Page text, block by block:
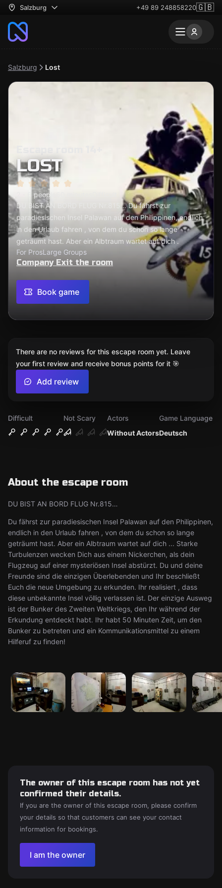
Salzburg +49 89 248858220🇬🇧
Salzburg Lost
LOST
2 - 6 people
DU BIST AN BORD FLUG Nr.815… Du fährst zur
paradiesischen Insel Palawan auf den Philippinen, endlich
in den Urlaub fahren , von dem du schon so lange
geträumt hast. Aber ein Albtraum wartet auf dich .
For ProsLarge Groups
Company Exit the room
Book game
Difficult
Not Scary
Without Actors
Actors
Deutsch
Game Language
About the escape room
DU BIST AN BORD FLUG Nr.815…
Du fährst zur paradiesischen Insel Palawan auf den Philippinen,
endlich in den Urlaub fahren , von dem du schon so lange
geträumt hast. Aber ein Albtraum wartet auf dich ... Starke
Turbulenzen wecken Dich aus einem Nickerchen, als dein
Flugzeug auf einer mysteriösen Insel abstürzt. Du und deine
Freunde sind die einzigen Überlebenden und Ihr beschließt
Euch die neue Umgebung zu erkunden. Ihr realisiert , dass
diese unbekannte Insel völlig verlassen ist. Der einzige Ausweg
ist der Bunker des Zweiten Weltkriegs, den Ihr während der
Erkundung entdeckt habt. Ihr habt 50 Minuten Zeit, um den
Bunker zu betreten und ein Kommunikationsmittel zu einem
Hilferuf zu finden!
There are no reviews for this escape room yet. Leave
your first review and receive bonus points for it 🎯
Add review
The owner of this escape room has not yet
confirmed their details.
If you are the owner of this escape room, please confirm
your details so that customers can see your contact
information for bookings.
I am the owner